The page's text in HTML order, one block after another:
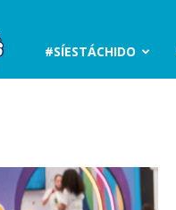
No#SÍESTÁCHIDO